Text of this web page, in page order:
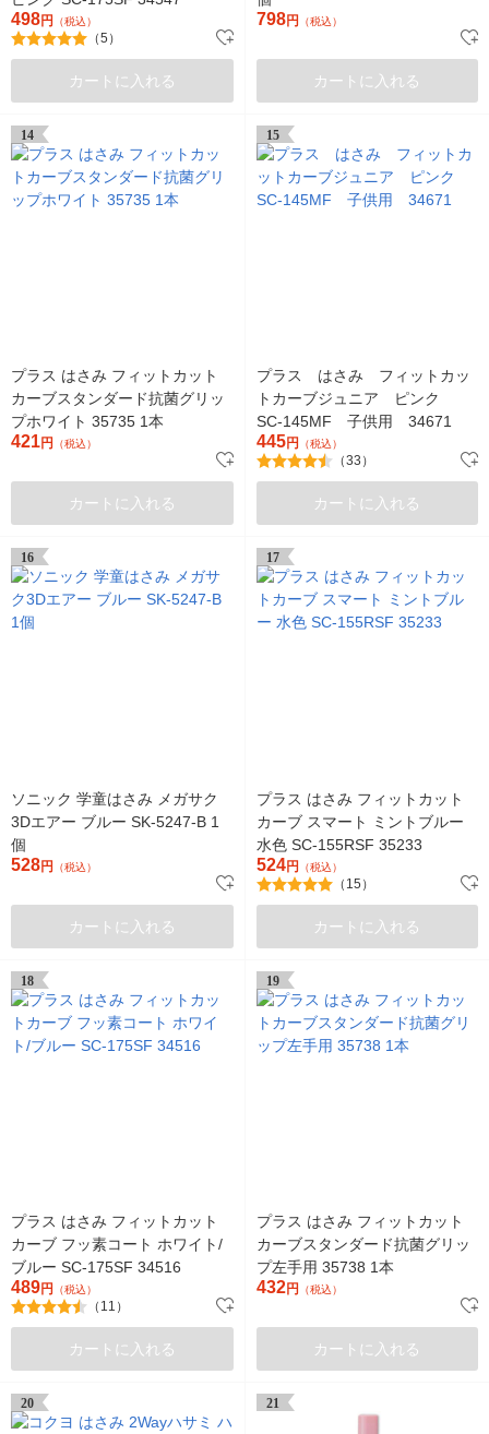
498円 （税込）
（5）
カートに入れる
798円 （税込）
カートに入れる
14
プラス はさみ フィットカット
カーブスタンダード抗菌グリッ
プホワイト 35735 1本
421円 （税込）
カートに入れる
15
プラス はさみ フィットカッ
トカーブジュニア ピンク
SC-145MF 子供用 34671
445円 （税込）
（33）
カートに入れる
16
ソニック 学童はさみ メガサク
3Dエアー ブルー SK-5247-B 1
個
528円 （税込）
カートに入れる
17
プラス はさみ フィットカット
カーブ スマート ミントブルー
水色 SC-155RSF 35233
524円 （税込）
（15）
カートに入れる
18
プラス はさみ フィットカット
カーブ フッ素コート ホワイト/
ブルー SC-175SF 34516
489円 （税込）
（11）
カートに入れる
19
プラス はさみ フィットカット
カーブスタンダード抗菌グリッ
プ左手用 35738 1本
432円 （税込）
カートに入れる
20 21